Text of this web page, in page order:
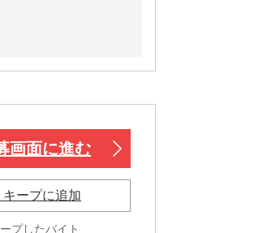
画面に進む
キープに追加
プしたバイト